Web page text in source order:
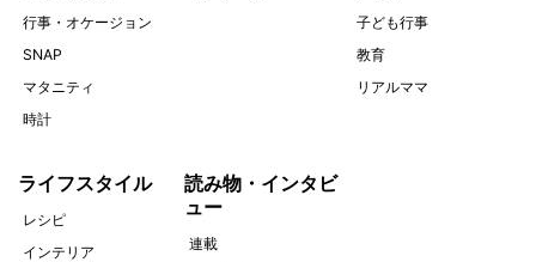
行事・オケージョン
SNAP
マタニティ
時計
子ども行事
教育
リアルママ
ライフスタイル
レシピ
インテリア
読み物・インタビ
ュー
連載